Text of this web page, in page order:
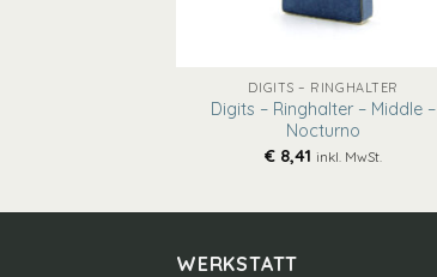
DIGITS – RINGHALTER
Digits – Ringhalter – Middle –
Nocturno
€ 8,41 inkl. MwSt.
WERKSTATT